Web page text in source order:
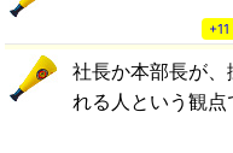
+11
社長か本部長が、
れる人という観点